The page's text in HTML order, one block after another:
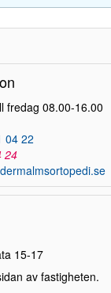
fredag 08.00-16.00
04 22
24
15-17
av fastigheten.